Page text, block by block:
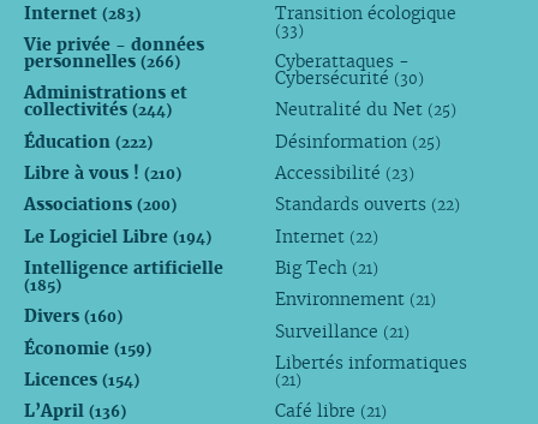
Internet (283)
Vie privée - données
personnelles (266)
Administrations et
collectivités (244)
Éducation (222)
Libre à vous ! (210)
Associations (200)
Le Logiciel Libre (194)
Intelligence artificielle
(185)
Divers (160)
Économie (159)
Licences (154)
L’April (136)
Transition écologique
(33)
Cyberattaques -
Cybersécurité (30)
Neutralité du Net (25)
Désinformation (25)
Accessibilité (23)
Standards ouverts (22)
Internet (22)
Big Tech (21)
Environnement (21)
Surveillance (21)
Libertés informatiques
(21)
Café libre (21)